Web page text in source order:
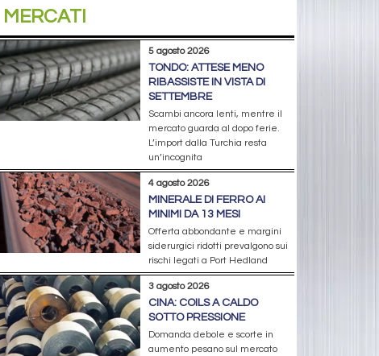
MERCATI
5 agosto 2026
TONDO: ATTESE MENO
RIBASSISTE IN VISTA DI
SETTEMBRE
Scambi ancora lenti, mentre il
mercato guarda al dopo ferie.
L’import dalla Turchia resta
un’incognita
4 agosto 2026
MINERALE DI FERRO AI
MINIMI DA 13 MESI
Offerta abbondante e margini
siderurgici ridotti prevalgono sui
rischi legati a Port Hedland
3 agosto 2026
CINA: COILS A CALDO
SOTTO PRESSIONE
Domanda debole e scorte in
aumento pesano sul mercato